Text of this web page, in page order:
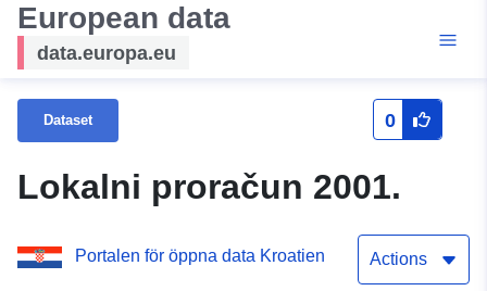
European data
data.europa.eu
Dataset 0
Lokalni proračun 2001.
Portalen för öppna data Kroatien Actions